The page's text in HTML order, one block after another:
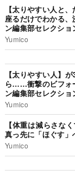
【太りやすい人と
座るだけでわかる
ン編集部セレクショ
Yumico
【太りやすい人】
ら……衝撃のビフォ
ン編集部セレクショ
Yumico
【体重は減らさな
真っ先に「ほぐす」
Yumico